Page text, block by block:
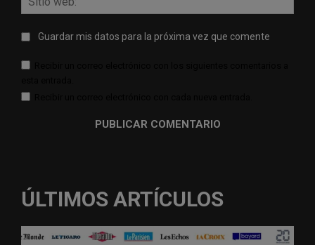
Guardar mis datos para la próxima vez que comente
ÚLTIMOS ARTÍCULOS